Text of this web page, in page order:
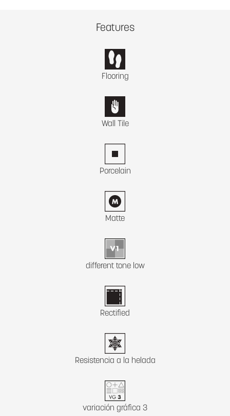
Features
Flooring
Wall Tile
Porcelain
Matte
different tone low
Rectified
Resistencia a la helada
variación gráfica 3